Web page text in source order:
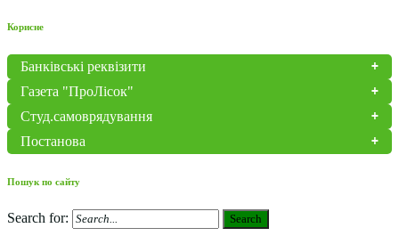
Корисне
Банківські реквізити
Газета "ПроЛісок"
Студ.самоврядування
Постанова
Пошук по сайту
Search for: Search